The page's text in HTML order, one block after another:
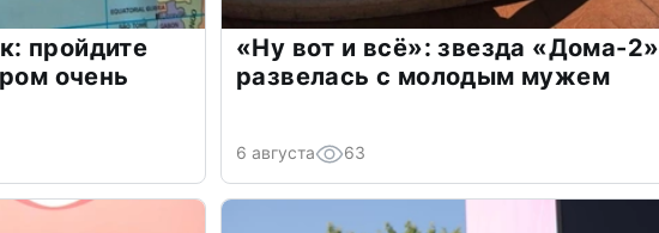
пройдите
очень
«Ну вот и всё»: звезда «Дома-2»
развелась с молодым мужем
6 августа 63